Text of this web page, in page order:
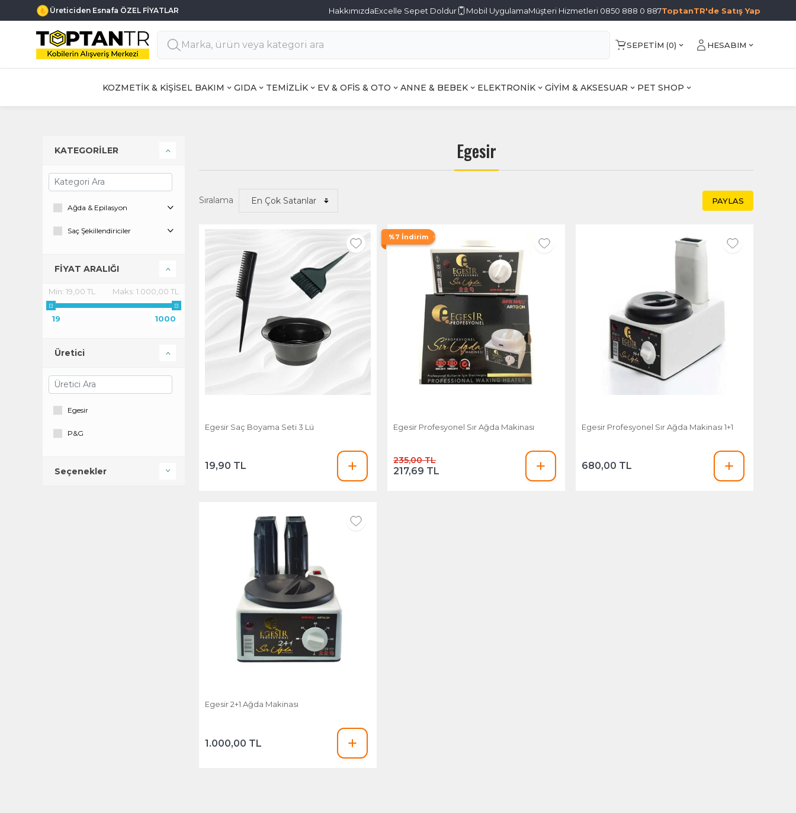
Üreticiden Esnafa ÖZEL FİYATLAR HakkımızdaExcelle Sepet Doldur Mobil UygulamaMüşteri Hizmetleri 0850 888 0 887ToptanTR'de Satış Yap
SEPETIM (0) HESABIM
KOZMETİK & KİŞİSEL BAKIM GIDA TEMİZLİK EV & OFİS & OTO ANNE & BEBEK ELEKTRONİK GİYİM & AKSESUAR PET SHOP
Egesir
Sıralama PAYLAS
Egesir Saç Boyama Seti 3 Lü
19,90 TL
%7 İndirim
Egesir Profesyonel Sır Ağda Makinası
235,00 TL
217,69 TL
Egesir Profesyonel Sır Ağda Makinası 1+1
680,00 TL
Egesir 2+1 Ağda Makinası
1.000,00 TL
KATEGORİLER
Ağda & Epilasyon
Saç Şekillendiriciler
FİYAT ARALIĞI
Min: 19,00 TL Maks: 1.000,00 TL
19 1000
Üretici
Egesir
P&G
Seçenekler